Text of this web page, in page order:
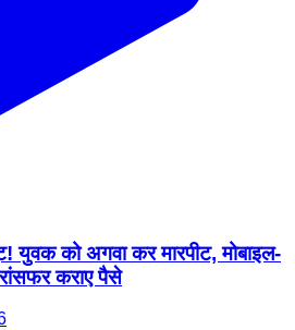
युवक को अगवा कर मारपीट, मोबाइल-
कराए पैसे